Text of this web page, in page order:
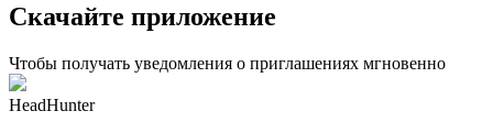
Скачайте приложение
Чтобы получать уведомления о приглашениях мгновенно
HeadHunter